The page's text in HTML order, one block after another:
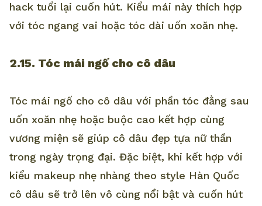
hack tuổi lại cuốn hút. Kiểu mái này thích hợp
với tóc ngang vai hoặc tóc dài uốn xoăn nhẹ.
2.15. Tóc mái ngố cho cô dâu
Tóc mái ngố cho cô dâu với phần tóc đằng sau
uốn xoăn nhẹ hoặc buộc cao kết hợp cùng
vương miện sẽ giúp cô dâu đẹp tựa nữ thần
trong ngày trọng đại. Đặc biệt, khi kết hợp với
kiểu makeup nhẹ nhàng theo style Hàn Quốc
cô dâu sẽ trở lên vô cùng nổi bật và cuốn hút